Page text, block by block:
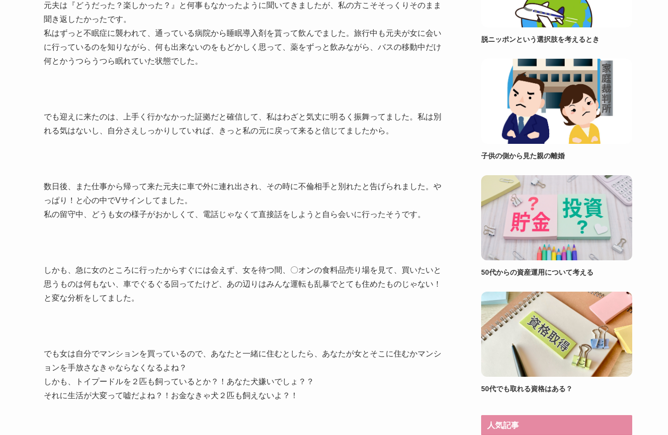
元夫は『どうだった？楽しかった？』と何事もなかったように聞いてきましたが、私の方こそそっくりそのまま
聞き返したかったです。
私はずっと不眠症に襲われて、通っている病院から睡眠導入剤を貰って飲んでました。旅行中も元夫が女に会い
に行っているのを知りながら、何も出来ないのをもどかしく思って、薬をずっと飲みながら、バスの移動中だけ
何とかうつらうつら眠れていた状態でした。
でも迎えに来たのは、上手く行かなかった証拠だと確信して、私はわざと気丈に明るく振舞ってました。私は別
れる気はないし、自分さえしっかりしていれば、きっと私の元に戻って来ると信じてましたから。
数日後、また仕事から帰って来た元夫に車で外に連れ出され、その時に不倫相手と別れたと告げられました。や
っぱり！と心の中でVサインしてました。
私の留守中、どうも女の様子がおかしくて、電話じゃなくて直接話をしようと自ら会いに行ったそうです。
しかも、急に女のところに行ったからすぐには会えず、女を待つ間、〇オンの食料品売り場を見て、買いたいと
思うものは何もない、車でぐるぐる回ってたけど、あの辺りはみんな運転も乱暴でとても住めたものじゃない！
と変な分析をしてました。
でも女は自分でマンションを買っているので、あなたと一緒に住むとしたら、あなたが女とそこに住むかマンシ
ョンを手放さなきゃならなくなるよね？
しかも、トイプードルを２匹も飼っているとか？！あなた犬嫌いでしょ？？
それに生活が大変って嘘だよね？！お金なきゃ犬２匹も飼えないよ？！
脱ニッポンという選択肢を考えるとき
子供の側から見た親の離婚
50代からの資産運用について考える
50代でも取れる資格はある？
人気記事